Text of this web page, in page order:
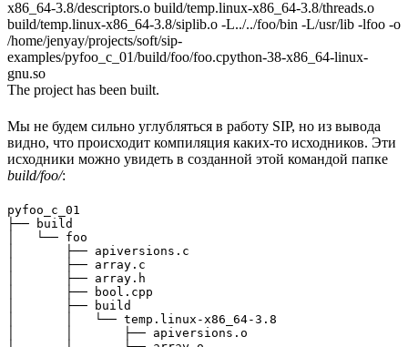
x86_64-3.8/descriptors.o build/temp.linux-x86_64-3.8/threads.o
build/temp.linux-x86_64-3.8/siplib.o -L../../foo/bin -L/usr/lib -lfoo -o
/home/jenyay/projects/soft/sip-
examples/pyfoo_c_01/build/foo/foo.cpython-38-x86_64-linux-
gnu.so
The project has been built.
Мы не будем сильно углубляться в работу SIP, но из вывода
видно, что происходит компиляция каких-то исходников. Эти
исходники можно увидеть в созданной этой командой папке
build/foo/:
pyfoo_c_01
├── build
│   └── foo
│       ├── apiversions.c
│       ├── array.c
│       ├── array.h
│       ├── bool.cpp
│       ├── build
│       │   └── temp.linux-x86_64-3.8
│       │       ├── apiversions.o